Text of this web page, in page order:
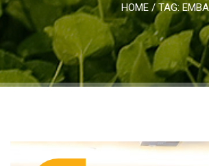
HOME / TAG: